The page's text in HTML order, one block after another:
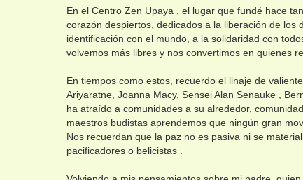
En el Centro Zen Upaya , el lugar que fundé hace
corazón despiertos, dedicados a la liberación de
identificación con el mundo, a la solidaridad con
volvemos más libres y nos convertimos en quienes
En tiempos como estos, recuerdo el linaje de
Ariyaratne, Joanna Macy, Sensei Alan Senauke ,
ha atraído a comunidades a su alrededor,
maestros budistas aprendemos que ningún gran
Nos recuerdan que la paz no es pasiva ni se
pacificadores o belicistas .